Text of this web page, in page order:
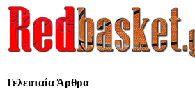
Τελευταία Άρθρα